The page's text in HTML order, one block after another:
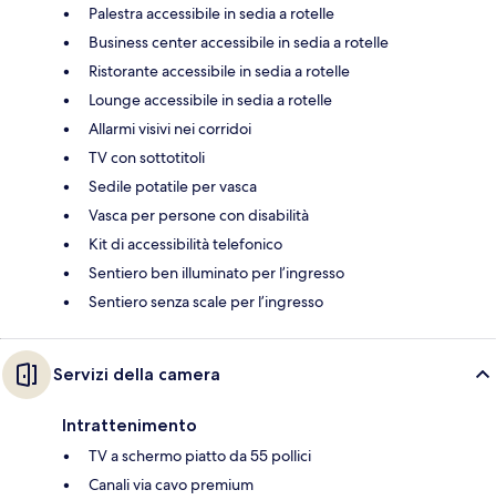
Palestra accessibile in sedia a rotelle
Business center accessibile in sedia a rotelle
Ristorante accessibile in sedia a rotelle
Lounge accessibile in sedia a rotelle
Allarmi visivi nei corridoi
TV con sottotitoli
Sedile potatile per vasca
Vasca per persone con disabilità
Kit di accessibilità telefonico
Sentiero ben illuminato per l’ingresso
Sentiero senza scale per l’ingresso
Servizi della camera
Intrattenimento
TV a schermo piatto da 55 pollici
Canali via cavo premium